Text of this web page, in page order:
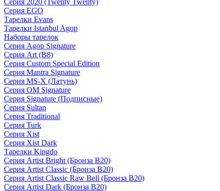
Серия 2020 (Twenty Twenty)
Серия EGO
Тарелки Evans
Тарелки Istanbul Agop
Наборы тарелок
Серия Agop Signature
Серия Art (B8)
Серия Custom Special Edition
Серия Mantra Signature
Серия MS-X (Латунь)
Серия OM Signature
Серия Signature (Подписные)
Серия Sultan
Серия Traditional
Серия Turk
Серия Xist
Серия Xist Dark
Тарелки Kingdo
Серия Artist Bright (Бронза B20)
Серия Artist Classic (Бронза B20)
Серия Artist Classic Raw Bell (Бронза B20)
Серия Artist Dark (Бронза B20)